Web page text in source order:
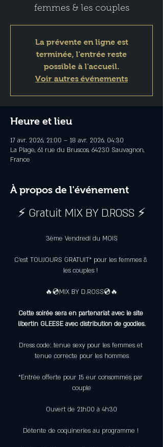
femmes & les couples
La prévente en ligne est
terminée, l'entrée reste
possible à l'accueil.
Voir autres événements
Heure et lieu
17 avr. 2026, 21:00 – 18 avr. 2026, 04:30
La Plage, 61 rue du Bruscos, 64230 Sauvagnon,
France
À propos de l'événement
⚡ Gratuit MIX BY D.ROSS ⚡
3ème Vendredi du MOIS
C’est TOUJOURS GRATUIT* pour les femmes &
les couples !
🔥💿MIX BY D.ROSS💿🔥
Cette soirée sera en partenariat avec le site
libertin GLEESE avec distribution de goodies.
Dress code: tenue sexy pour les femmes et
tenue correcte pour les hommes
*Entrée offerte pour 15 eur consommés par
couple
Ouvert de 21h00 à 4h30
Détente de coquineries au programme !